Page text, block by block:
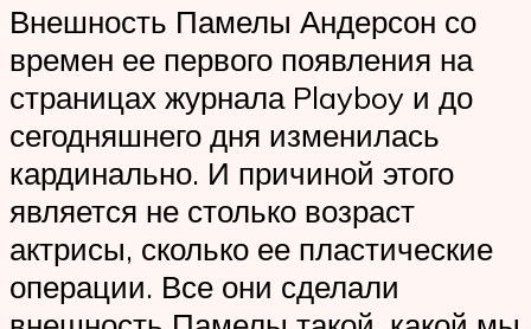
Внешность Памелы Андерсон со
времен ее первого появления на
страницах журнала Playboy и до
сегодняшнего дня изменилась
кардинально. И причиной этого
является не столько возраст
актрисы, сколько ее пластические
операции. Все они сделали